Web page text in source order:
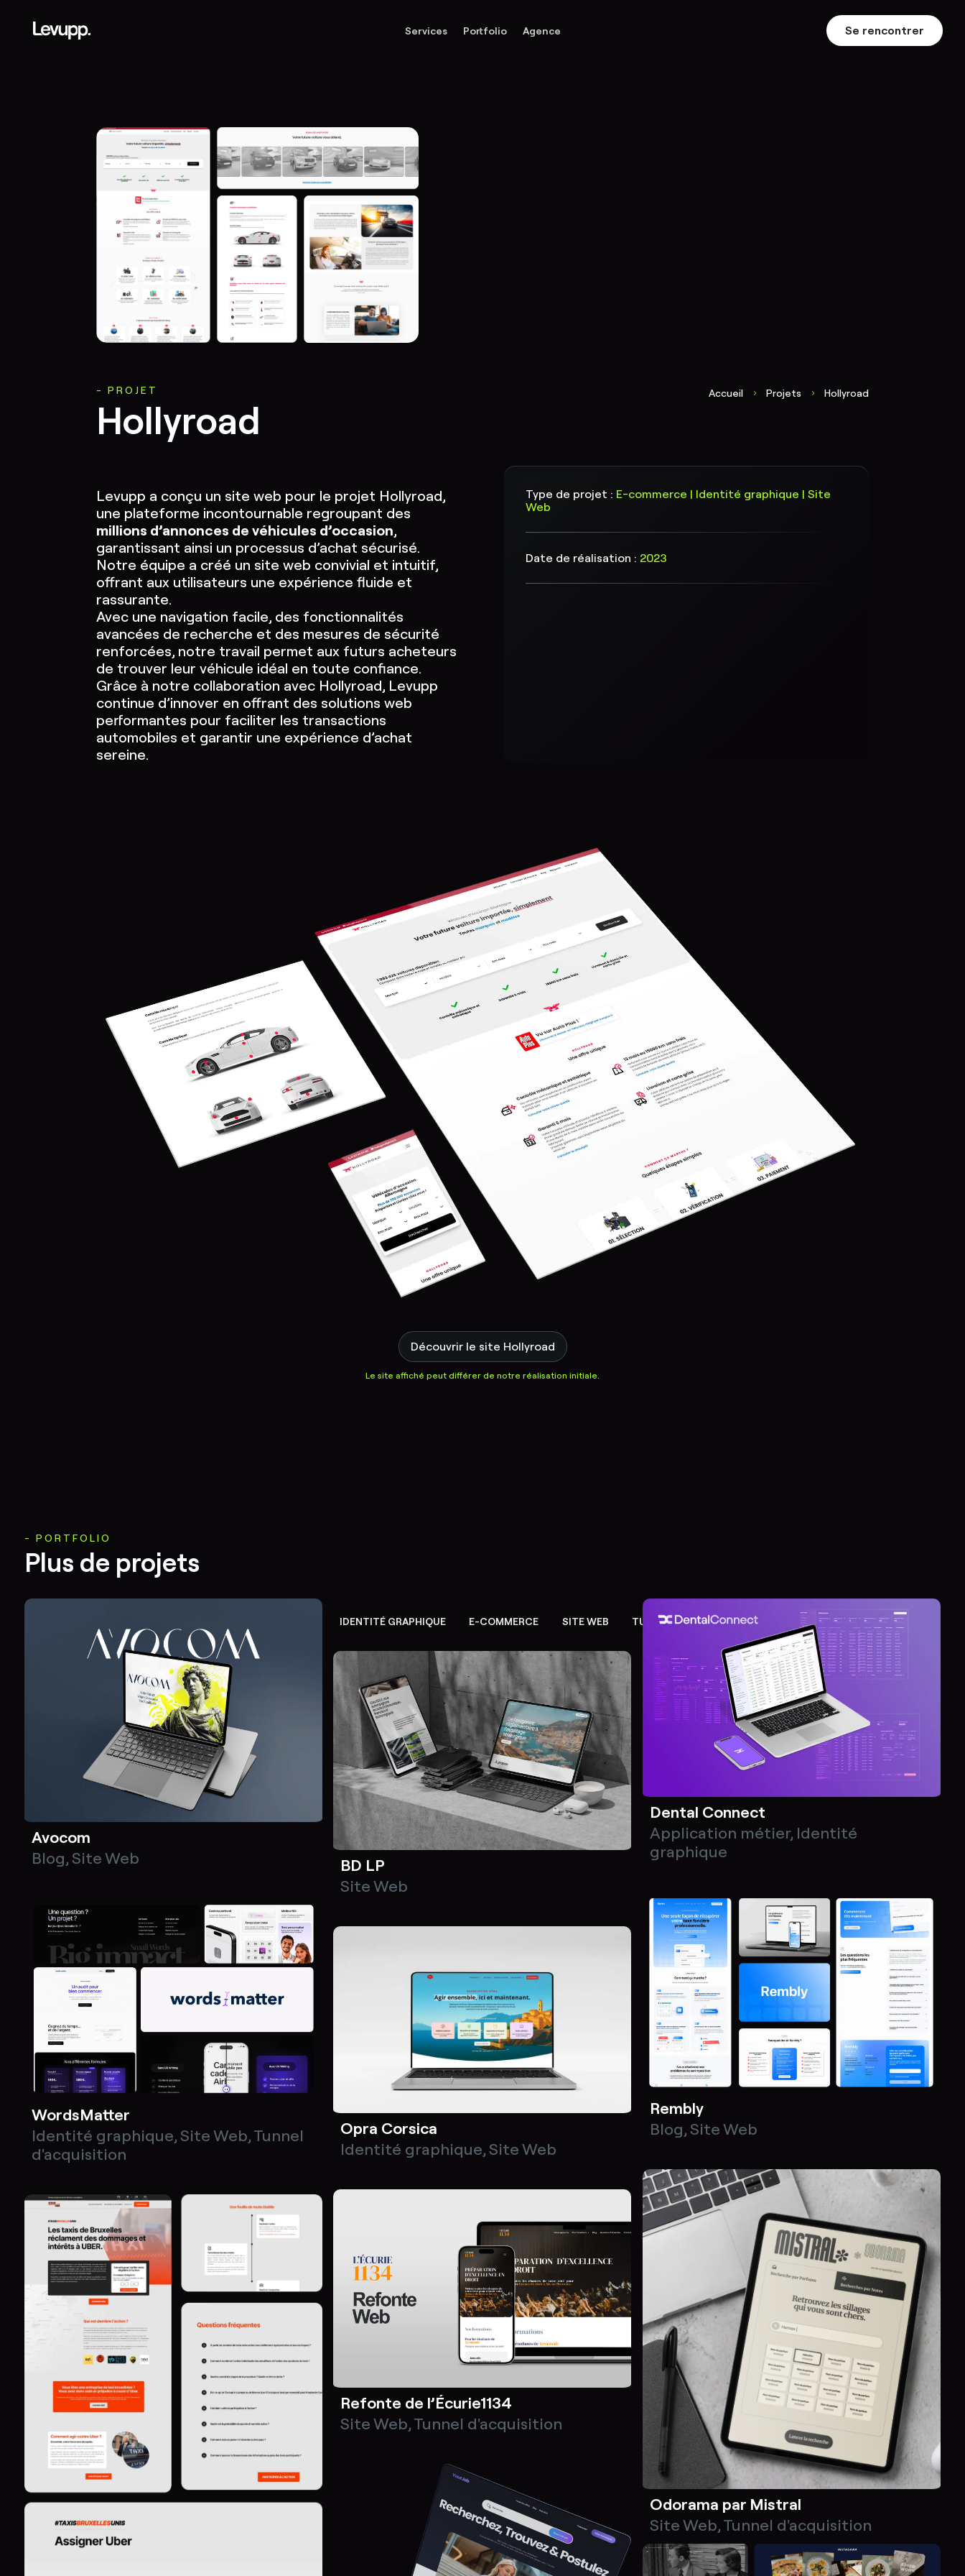
Services Portfolio Agence Se rencontrer
PROJET
Hollyroad
Accueil 5 Projets 5 Hollyroad
Levupp a conçu un site web pour le projet Hollyroad,
une plateforme incontournable regroupant des
millions d’annonces de véhicules d’occasion,
garantissant ainsi un processus d’achat sécurisé.
Notre équipe a créé un site web convivial et intuitif,
offrant aux utilisateurs une expérience fluide et
rassurante.
Avec une navigation facile, des fonctionnalités
avancées de recherche et des mesures de sécurité
renforcées, notre travail permet aux futurs acheteurs
de trouver leur véhicule idéal en toute confiance.
Grâce à notre collaboration avec Hollyroad, Levupp
continue d’innover en offrant des solutions web
performantes pour faciliter les transactions
automobiles et garantir une expérience d’achat
sereine.
Type de projet : E-commerce | Identité graphique | Site
Web
Date de réalisation : 2023
Découvrir le site Hollyroad
Le site affiché peut différer de notre réalisation initiale.
PORTFOLIO
Plus de projets
IDENTITÉ GRAPHIQUE E-COMMERCE SITE WEB TUNNEL D'ACQUISITION APPLICATION MÉTIER
Avocom
Blog,Site Web
BD LP
Site Web
Dental Connect
Application métier, Identité
graphique
Opra Corsica
Identité graphique,Site Web
Rembly
Blog,Site Web
WordsMatter
Identité graphique,Site Web,Tunnel
d'acquisition
Refonte de l’Écurie1134
Site Web,Tunnel d'acquisition
Odorama par Mistral
Site Web,Tunnel d'acquisition